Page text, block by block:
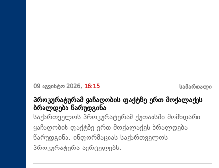
09 აგვისტო 2026, 16:15 სამართალი
პროკურატურამ ყაჩაღობის ფაქტზე ერთ მოქალაქეს
ბრალდება წარუდგინა
საქართველოს პროკურატურამ ქუთაისში მომხდარი
ყაჩაღობის ფაქტზე ერთ მოქალაქეს ბრალდება
წარუდგინა. ინფორმაციას საქართველოს
პროკურატურა ავრცელებს.